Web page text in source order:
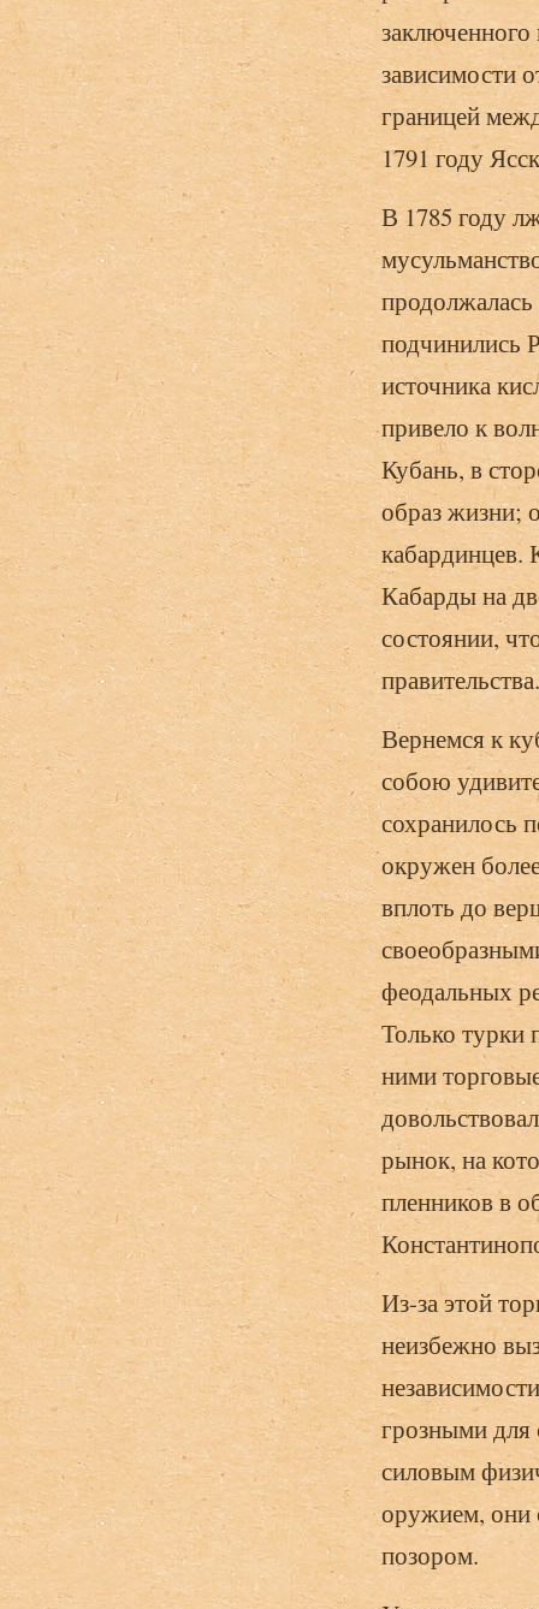
зависимости
границей
1791 году
В 1785 году
подчинились
источника
привело к
Кубань, в
образ жизни;
кабардинцев.
Кабарды на
состоянии,
правительства.
Вернемся к
собою
сохранилось
окружен
вплоть до
феодальных
Только турки
ними
рынок, на
пленников в
Из-за этой
неизбежно
грозными для
силовым
оружием, они
позором.